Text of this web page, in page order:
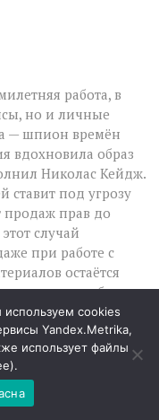
работа, в
но и личные
— шпион времён
вдохновила образ
Николас Кейдж.
ставит под угрозу
продаж прав до
случай
при работе с
остаётся
способна
просчёты.cookies
Yandex.Metrika,
использует файлы
).